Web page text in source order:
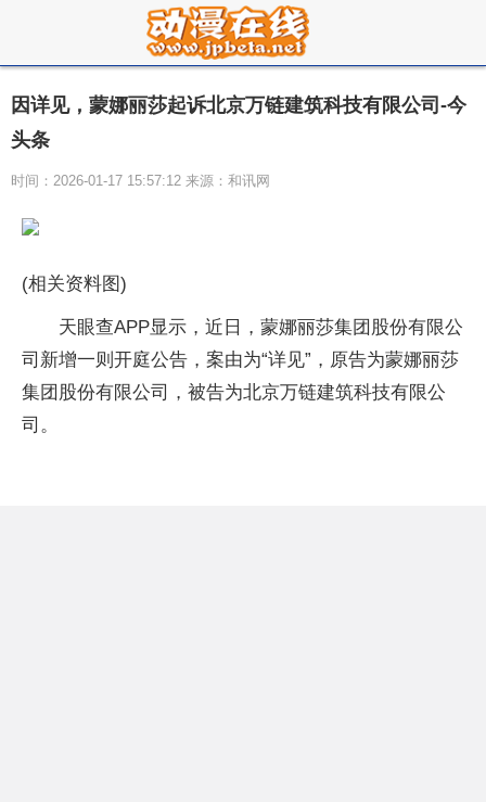
因详见，蒙娜丽莎起诉北京万链建筑科技有限公司-今
头条
时间：2026-01-17 15:57:12 来源：和讯网
(相关资料图)
天眼查APP显示，近日，蒙娜丽莎集团股份有限公
司新增一则开庭公告，案由为“详见”，原告为蒙娜丽莎
集团股份有限公司，被告为北京万链建筑科技有限公
司。